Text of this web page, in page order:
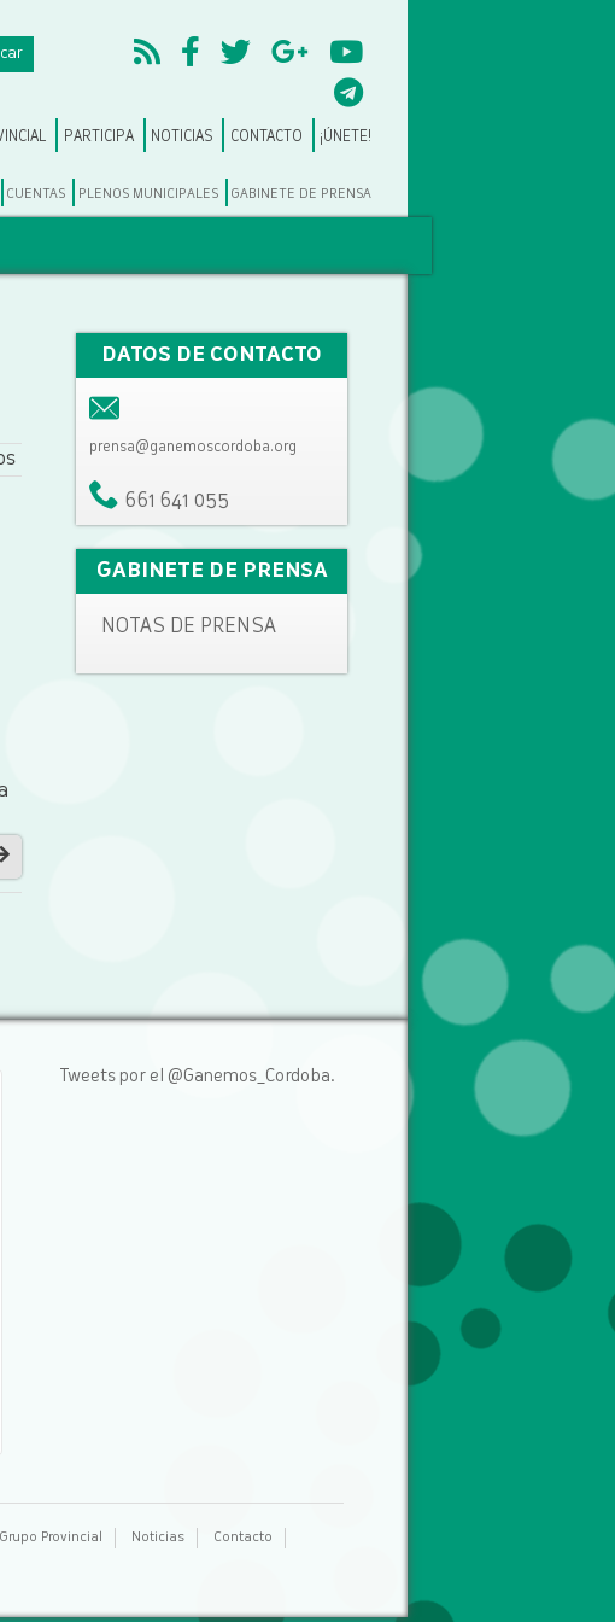
PARTICIPA NOTICIAS CONTACTO ¡ÚNETE!
CUENTAS PLENOS MUNICIPALES GABINETE DE PRENSA
DATOS DE CONTACTO
prensa@ganemoscordoba.org
661 641 055
GABINETE DE PRENSA
NOTAS DE PRENSA
Tweets por el @Ganemos_Cordoba.
Grupo Provincial Noticias Contacto